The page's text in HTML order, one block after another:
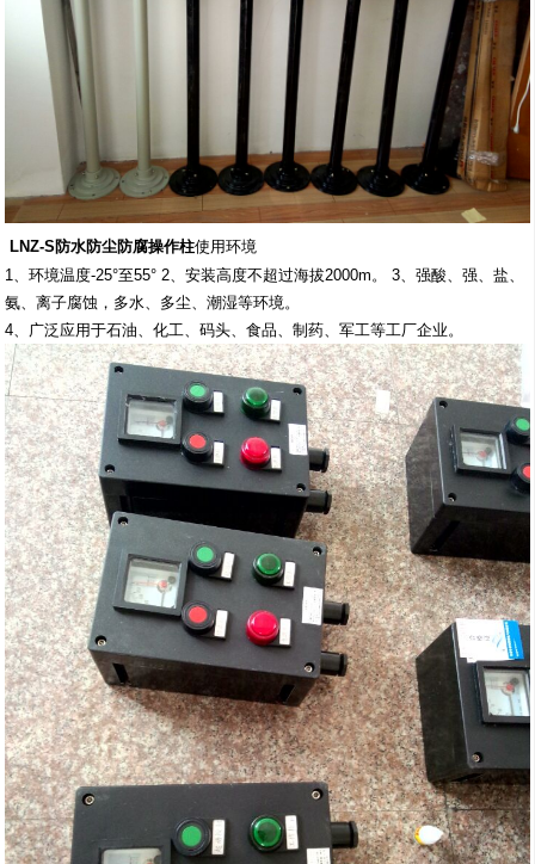
LNZ-S防水防尘防腐操作柱使用环境
1、环境温度-25°至55° 2、安装高度不超过海拔2000m。 3、强酸、强、盐、
氨、离子腐蚀，多水、多尘、潮湿等环境。
4、广泛应用于石油、化工、码头、食品、制药、军工等工厂企业。